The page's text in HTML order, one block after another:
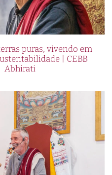
puras, vivendo em
| CEBB
Abhirati